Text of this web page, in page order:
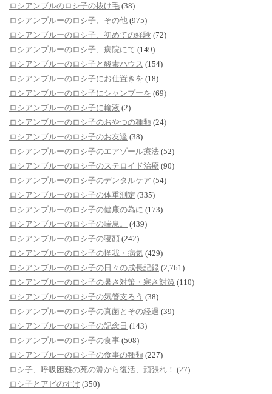
ロシアンブルのロシ子の抜け毛 (38)
ロシアンブルーのロシ子、その他 (975)
ロシアンブルーのロシ子、初めての経験 (72)
ロシアンブルーのロシ子、病院にて (149)
ロシアンブルーのロシ子と酸素ハウス (154)
ロシアンブルーのロシ子にお仕置きを (18)
ロシアンブルーのロシ子にシャンプーを (69)
ロシアンブルーのロシ子に輸液 (2)
ロシアンブルーのロシ子のおやつの種類 (24)
ロシアンブルーのロシ子のお友達 (38)
ロシアンブルーのロシ子のエアゾール療法 (52)
ロシアンブルーのロシ子のステロイド治療 (90)
ロシアンブルーのロシ子のデンタルケア (54)
ロシアンブルーのロシ子の体重測定 (335)
ロシアンブルーのロシ子の健康の為に (173)
ロシアンブルーのロシ子の喘息。
(439)
ロシアンブルーのロシ子の寝顔 (242)
ロシアンブルーのロシ子の怪我・病気 (429)
ロシアンブルーのロシ子の日々の成長記録 (2,761)
ロシアンブルーのロシ子の暑さ対策・寒さ対策 (110)
ロシアンブルーのロシ子の気管支ろう (38)
ロシアンブルーのロシ子の真菌とその経過 (39)
ロシアンブルーのロシ子の記念日 (143)
ロシアンブルーのロシ子の食事 (508)
ロシアンブルーのロシ子の食事の種類 (227)
ロシ子、呼吸困難の死の淵から復活、頑張れ！ (27)
ロシ子とアビのすけ (350)